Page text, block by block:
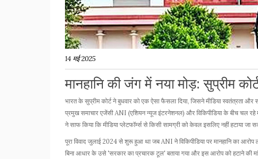
14 मई 2025
मानहानि की जंग में नया मोड़: सुप्रीम
भारत के सुप्रीम कोर्ट ने बुधवार को एक ऐसा फैसला दिया, जिसने मीडिया स्वतंत्रता
प्रमुख समाचार एजेंसी ANI (एशियन न्यूज इंटरनेशनल) और विकिपीडिया के बीच चल रहे
ने साफ किया कि मीडिया प्लेटफॉर्म्स से किसी सामग्री को केवल इसलिए नहीं हटाया जा
पूरा विवाद जुलाई 2024 से शुरू हुआ था जब ANI ने विकिपीडिया पर मानहानि का आरोप
बिना आधार के उसे 'सरकार का प्रचारक टूल' बताया गया और इस आरोप को हटाने की